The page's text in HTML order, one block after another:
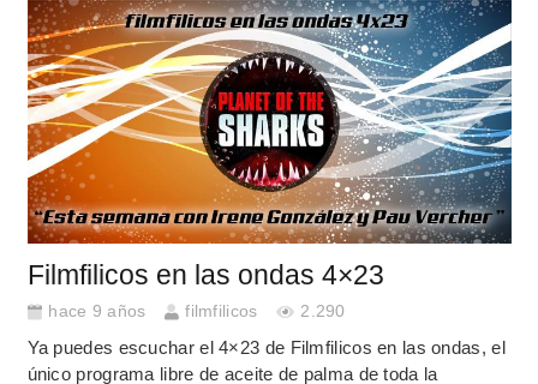
Filmfilicos en las ondas 4×23
hace 9 años filmfilicos 2.290
Ya puedes escuchar el 4×23 de Filmfilicos en las ondas, el
único programa libre de aceite de palma de toda la